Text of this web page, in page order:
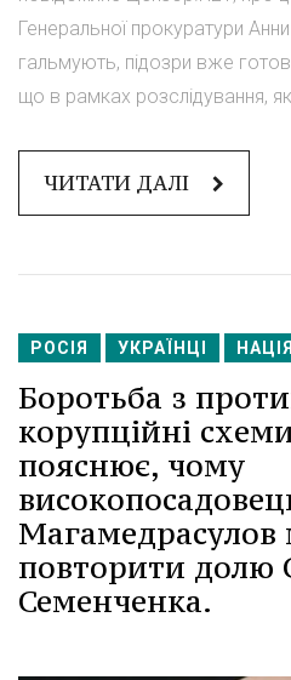
Генеральної прокуратури
гальмують, підозри вже
що в рамках розслідування,
ЧИТАТИ ДАЛІ
РОСІЯ УКРАЇНЦІ НАЦІЯ
Боротьба з
корупційні
пояснює, чому
повторити долю
Семенченка.